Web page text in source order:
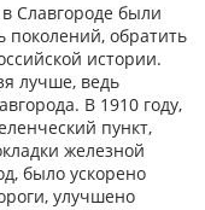
Славгороде были
поколений, обратить
истории.
лучше, ведь
В 1910 году,
пункт,
железной
было ускорено
улучшено